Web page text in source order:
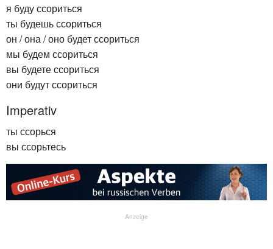
я буду ссориться
ты будешь ссориться
он / она / оно будет ссориться
мы будем ссориться
вы будете ссориться
они будут ссориться
Imperativ
ты ссорься
вы ссорьтесь
Anzeige